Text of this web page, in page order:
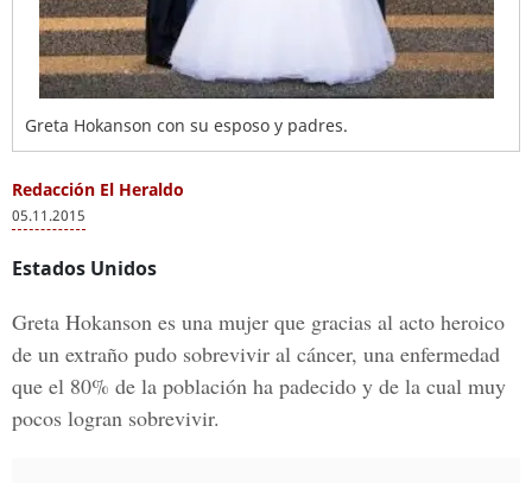
Greta Hokanson con su esposo y padres.
Redacción El Heraldo
05.11.2015
Estados Unidos
Greta Hokanson es una mujer que gracias al acto heroico
de un extraño pudo sobrevivir al cáncer, una enfermedad
que el 80% de la población ha padecido y de la cual muy
pocos logran sobrevivir.